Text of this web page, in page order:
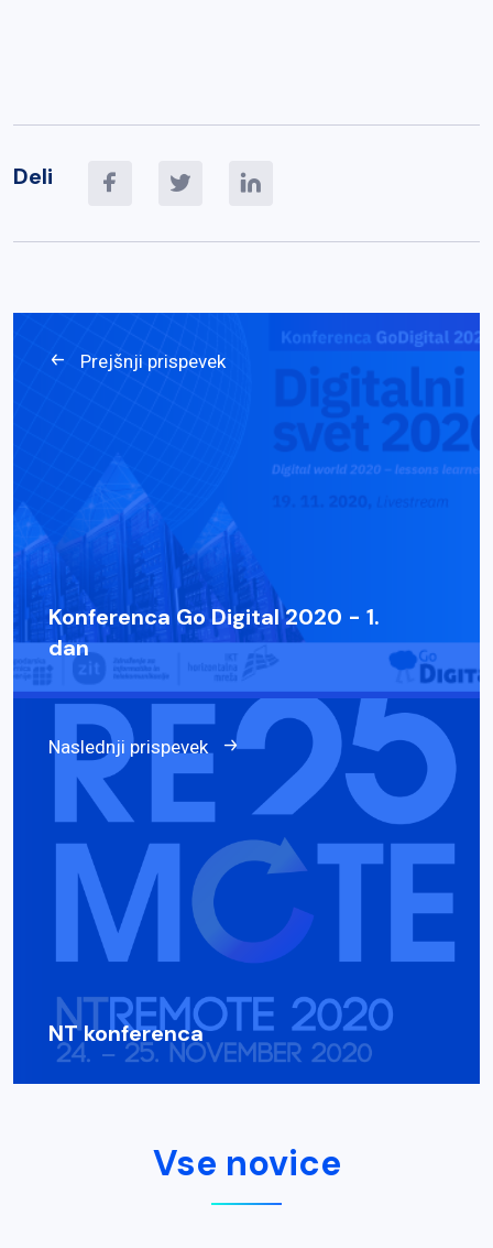
Deli
Prejšnji prispevek
Konferenca Go Digital 2020 - 1.
dan
Naslednji prispevek
NT konferenca
Vse novice